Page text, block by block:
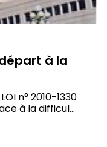
à la
n° 2010-1330
à la difficul...